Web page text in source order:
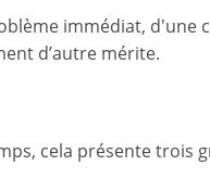
immédiat, d'une
d’autre mérite.
cela présente trois